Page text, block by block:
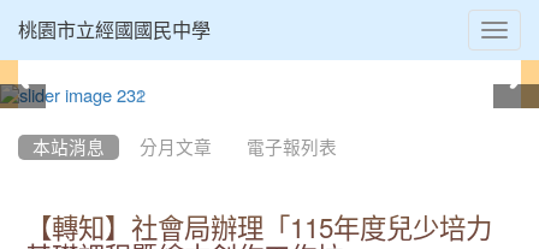
桃園市立經國國民中學
本站消息 分月文章 電子報列表
【轉知】社會局辦理「115年度兒少培力